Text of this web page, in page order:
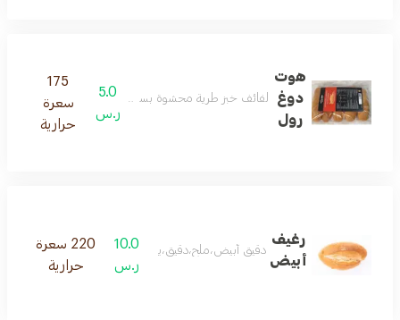
هوت
دوغ
رول
لفائف خبز طرية محشوة بسجق لحم بقري لذيذ 5 قطع في العبوة
5.0
ر.س
175
سعرة
حرارية
رغيف
أبيض
دقيق أبيض،ملح،دقيق،يحضر يوميا وطازج
10.0
ر.س
220 سعرة
حرارية